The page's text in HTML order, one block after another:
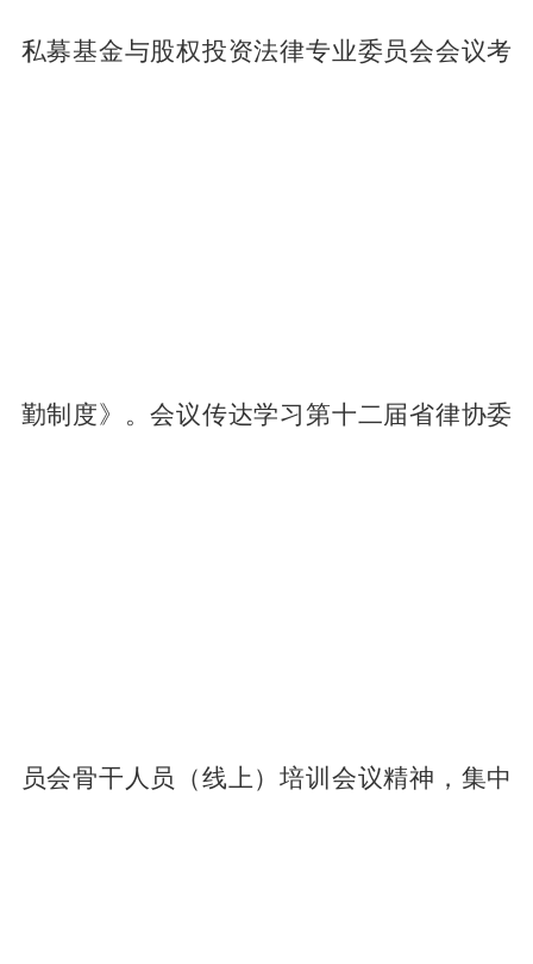
私募基金与股权投资法律专业委员会会议考
勤制度》。会议传达学习第十二届省律协委
员会骨干人员（线上）培训会议精神，集中